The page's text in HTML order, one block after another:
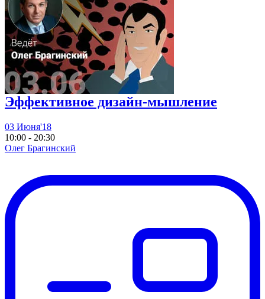
Эффективное дизайн-мышление
03 Июня'18
10:00 - 20:30
Олег Брагинский